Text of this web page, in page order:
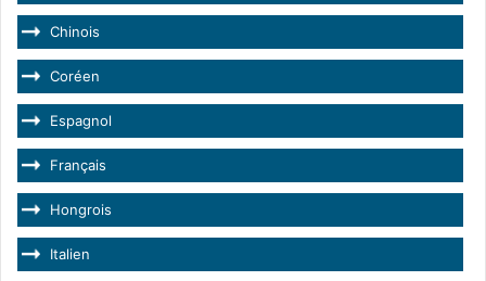
Chinois
Coréen
Espagnol
Français
Hongrois
Italien